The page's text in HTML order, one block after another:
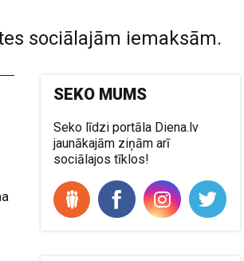
sociālajām iemaksām.
SEKO MUMS
Seko līdzi portāla Diena.lv
jaunākajām ziņām arī
sociālajos tīklos!